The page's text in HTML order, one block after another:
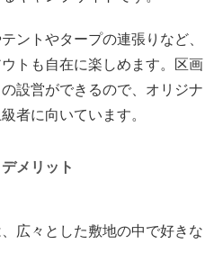
ントやタープの連張りなど、
トも自在に楽しめます。区画
設営ができるので、オリジナ
者に向いています。
メリット
広々とした敷地の中で好きな